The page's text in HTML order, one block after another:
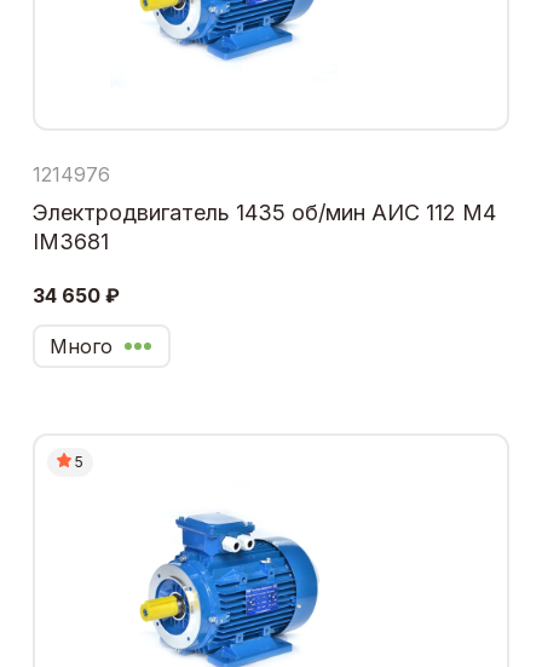
1214976
Электродвигатель 1435 об/мин АИС 112 М4
IM3681
34 650 ₽
Много
5